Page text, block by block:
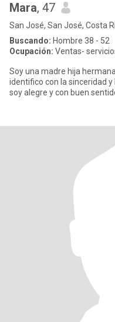
Mara, 47
San José, San José, Costa
Buscando: Hombre 38 - 52
Ocupación: Ventas-
Soy una madre hija
identifico con la sinceridad
soy alegre y con buen